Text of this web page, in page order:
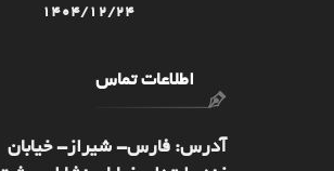
۱۴۰۴/۱۲/۲۴
اطلاعات تماس
آدرس: فارس- شيراز- خیابان